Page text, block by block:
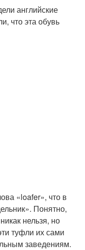
английские
что эта обувь
«loafer», что в
Понятно,
нельзя, но
туфли их сами
заведениям.